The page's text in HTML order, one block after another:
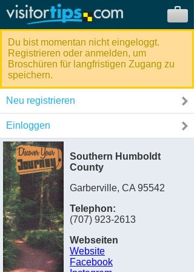
Du bist momentan nicht eingeloggt.
Registrieren oder anmelden, um
Broschüren für langfristigen Zugang zu
speichern.
Neu registrieren
Einloggen
Southern Humboldt
County
Garberville, CA 95542
Telephon:
(707) 923-2613
Webseiten
Website
Facebook